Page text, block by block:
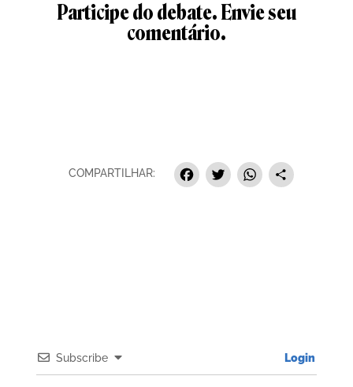
Participe do debate. Envie seu
comentário.
COMPARTILHAR: Facebook
Twitter
Subscribe Login